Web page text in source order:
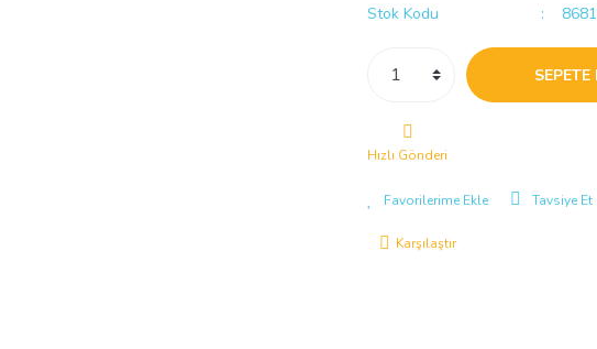
Stok Kodu
SEPETE
Hızlı Gönderi
Tavsiye Et
Karşılaştır